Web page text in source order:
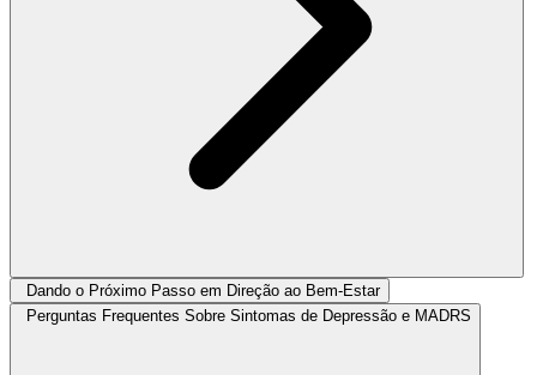
Dando o Próximo Passo em Direção ao Bem-Estar
Perguntas Frequentes Sobre Sintomas de Depressão e MADRS